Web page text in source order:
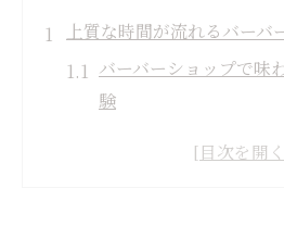
上質な時間が流れるバーバ
バーバーショップで味
験